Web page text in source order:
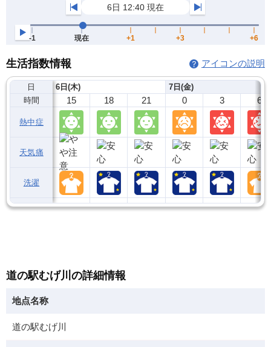
生活指数情報 アイコンの説明
日
時間
熱中症
天気痛
洗濯
6日(木)
15 18 21
7日(金)
0 3 6
道の駅むげ川の詳細情報
地点名称
道の駅むげ川